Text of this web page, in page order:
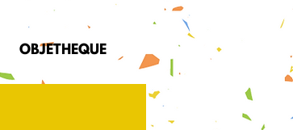
OBJETHEQUE